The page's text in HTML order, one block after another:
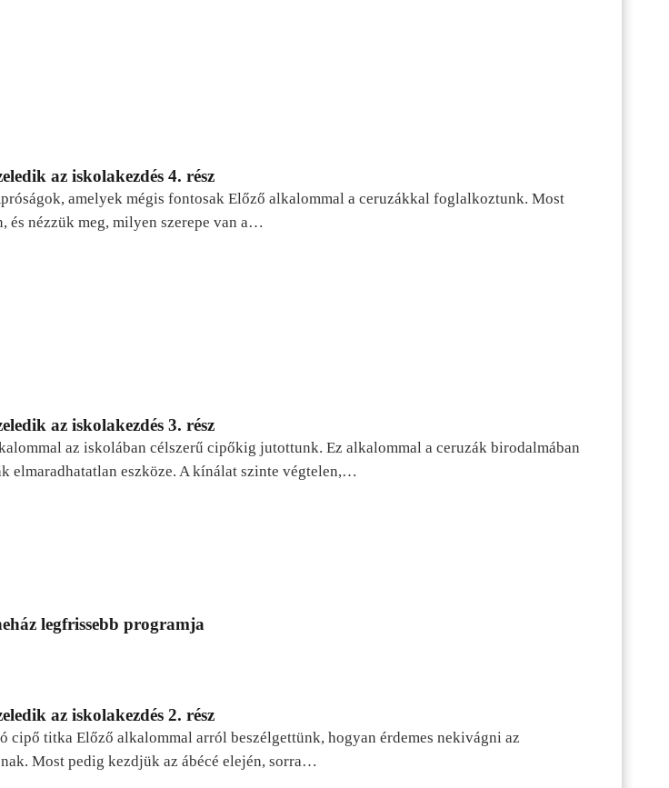
az iskolakezdés 4. rész
amelyek mégis fontosak Előző alkalommal a ceruzákkal foglalkoztunk. Most
és nézzük meg, milyen szerepe van a…
az iskolakezdés 3. rész
az iskolában célszerű cipőkig jutottunk. Ez alkalommal a ceruzák birodalmában
elmaradhatatlan eszköze. A kínálat szinte végtelen,…
legfrissebb programja
az iskolakezdés 2. rész
cipő titka Előző alkalommal arról beszélgettünk, hogyan érdemes nekivágni az
Most pedig kezdjük az ábécé elején, sorra…